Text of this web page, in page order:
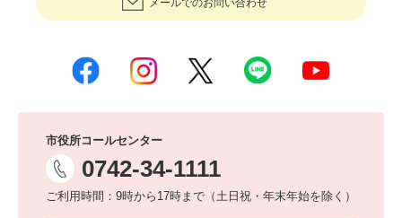
メールでのお問い合わせ
市役所コールセンター
0742-34-1111
ご利用時間：9時から17時まで（土日祝・年末年始を除く）